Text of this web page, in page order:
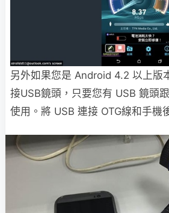
另外如果您是 Android 4.2 以上版
接USB鏡頭，只要您有 USB 鏡頭
使用。將 USB 連接 OTG線和手機